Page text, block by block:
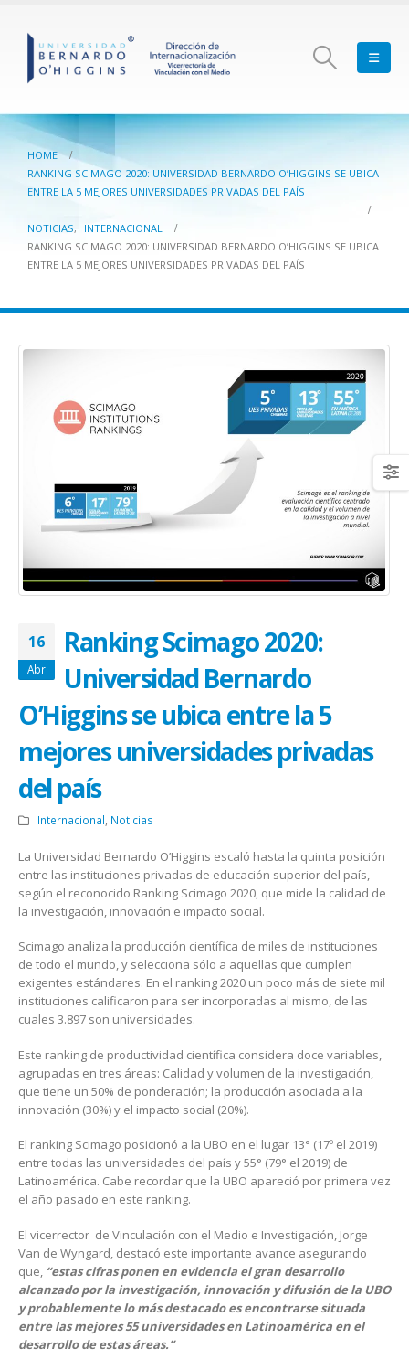
HOME
RANKING SCIMAGO 2020: UNIVERSIDAD BERNARDO O’HIGGINS SE UBICA
ENTRE LA 5 MEJORES UNIVERSIDADES PRIVADAS DEL PAÍS
NOTICIAS,
INTERNACIONAL
RANKING SCIMAGO 2020: UNIVERSIDAD BERNARDO O’HIGGINS SE UBICA
ENTRE LA 5 MEJORES UNIVERSIDADES PRIVADAS DEL PAÍS
16
Abr
Ranking Scimago 2020:
Universidad Bernardo
O’Higgins se ubica entre la 5
mejores universidades privadas
del país
Internacional Noticias
La Universidad Bernardo O’Higgins escaló hasta la quinta posición
entre las instituciones privadas de educación superior del país,
según el reconocido Ranking Scimago 2020, que mide la calidad de
la investigación, innovación e impacto social.
Scimago analiza la producción científica de miles de instituciones
de todo el mundo, y selecciona sólo a aquellas que cumplen
exigentes estándares. En el ranking 2020 un poco más de siete mil
instituciones calificaron para ser incorporadas al mismo, de las
cuales 3.897 son universidades.
Este ranking de productividad científica considera doce variables,
agrupadas en tres áreas: Calidad y volumen de la investigación,
que tiene un 50% de ponderación; la producción asociada a la
innovación (30%) y el impacto social (20%).
El ranking Scimago posicionó a la UBO en el lugar 13° (17º el 2019)
entre todas las universidades del país y 55° (79° el 2019) de
Latinoamérica. Cabe recordar que la UBO apareció por primera vez
el año pasado en este ranking.
El vicerrector de Vinculación con el Medio e Investigación, Jorge
Van de Wyngard, destacó este importante avance asegurando
que, “estas cifras ponen en evidencia el gran desarrollo
alcanzado por la investigación, innovación y difusión de la UBO
y probablemente lo más destacado es encontrarse situada
entre las mejores 55 universidades en Latinoamérica en el
desarrollo de estas áreas.”